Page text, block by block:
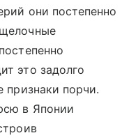
они постепенно
это задолго
признаки порчи.
в Японии